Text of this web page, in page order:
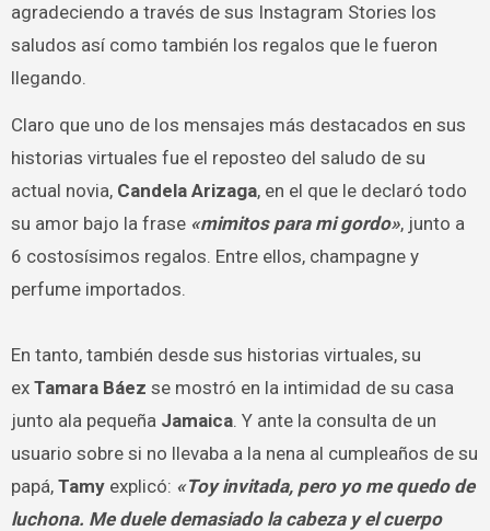
agradeciendo a través de sus Instagram Stories los
saludos así como también los regalos que le fueron
llegando.
Claro que uno de los mensajes más destacados en sus
historias virtuales fue el reposteo del saludo de su
actual novia, Candela Arizaga, en el que le declaró todo
su amor bajo la frase«mimitos para mi gordo», junto a
6 costosísimos regalos. Entre ellos, champagne y
perfume importados.
En tanto, también desde sus historias virtuales, su
exTamara Báez se mostró en la intimidad de su casa
junto ala pequeña Jamaica. Y ante la consulta de un
usuario sobre si no llevaba a la nena al cumpleaños de su
papá,Tamy explicó: «Toy invitada, pero yo me quedo de
luchona. Me duele demasiado la cabeza y el cuerpo